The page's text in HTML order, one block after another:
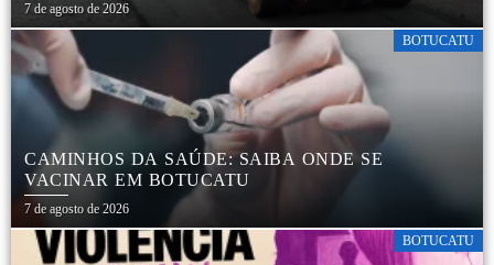
7 de agosto de 2026
BOTUCATU
CAMINHOS DA SAÚDE: SAIBA ONDE SE
VACINAR EM BOTUCATU
7 de agosto de 2026
BOTUCATU